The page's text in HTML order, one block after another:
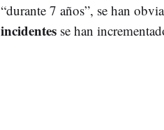
“durante 7 años”, se han
incidentesse han